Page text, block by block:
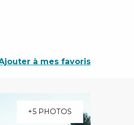
aux favoris
à mes favoris
+5 PHOTOS